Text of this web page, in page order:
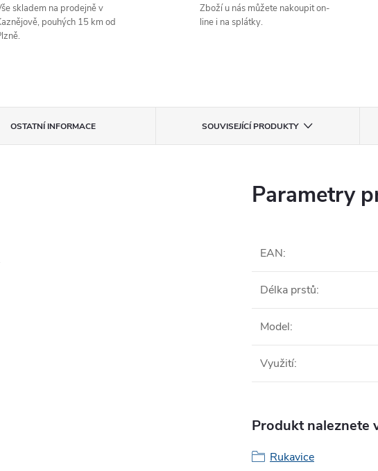
skladem na prodejně v
pouhých 15 km od
Zboží u nás můžete nakoupit on-
line i na splátky.
OSTATNÍ INFORMACE SOUVISEJÍCÍ PRODUKTY
Parametry
EAN:
Délka prstů:
Model:
Využití:
Produkt naleznete
Rukavice